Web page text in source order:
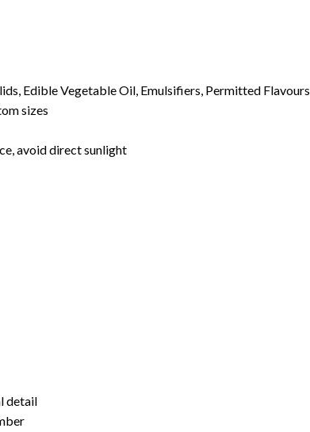
Edible Vegetable Oil, Emulsifiers, Permitted Flavours
sizes
avoid direct sunlight
detail